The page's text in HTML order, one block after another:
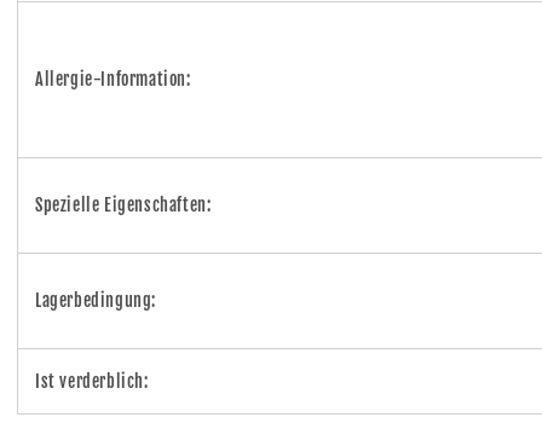
Allergie-Information:
Spezielle Eigenschaften:
Lagerbedingung:
Ist verderblich: